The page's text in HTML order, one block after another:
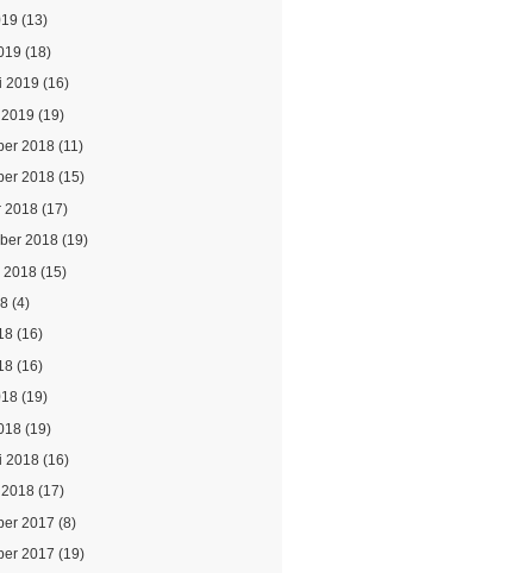
(13)
(18)
2019 (16)
(19)
2018(11)
2018(15)
2018(17)
2018(19)
2018(15)
(4)
(16)
(16)
(19)
(19)
2018(16)
(17)
2017 (8)
2017 (19)